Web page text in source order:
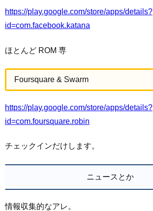
https://play.google.com/store/apps/details?
id=com.facebook.katana
ほとんど ROM 専
Foursquare & Swarm
https://play.google.com/store/apps/details?
id=com.foursquare.robin
チェックインだけします。
ニュースとか
情報収集的なアレ。